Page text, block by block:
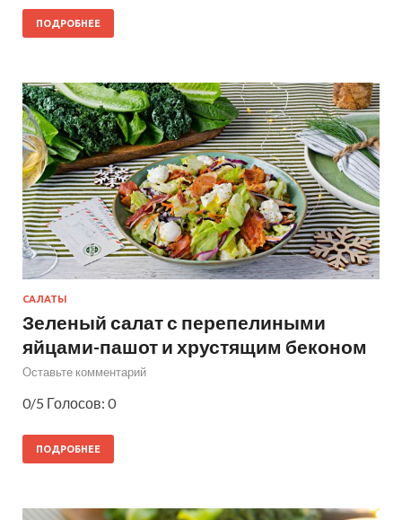
ПОДРОБНЕЕ
САЛАТЫ
Зеленый салат с перепелиными
яйцами-пашот и хрустящим беконом
Оставьте комментарий
0/5 Голосов: 0
ПОДРОБНЕЕ